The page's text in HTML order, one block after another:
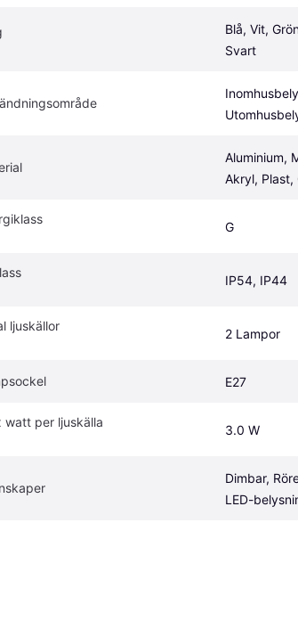
Blå, Vit,
Svart
Aluminium,
Akryl, Plast,
G
IP54, IP44
ljuskällor
2 Lampor
E27
watt per ljuskälla
3.0 W
Dimbar,
LED-